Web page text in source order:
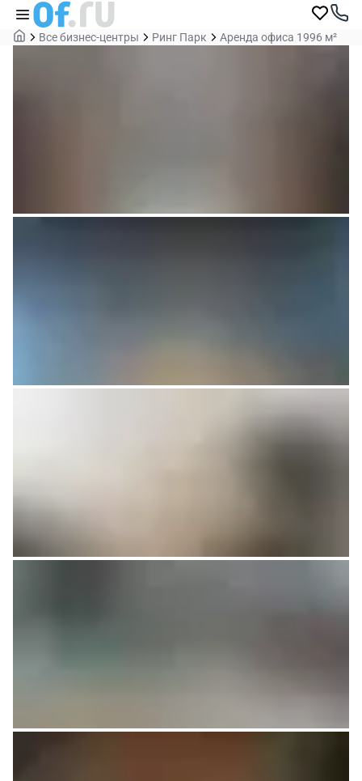
Все бизнес-центры Ринг Парк Аренда офиса 1996 м²